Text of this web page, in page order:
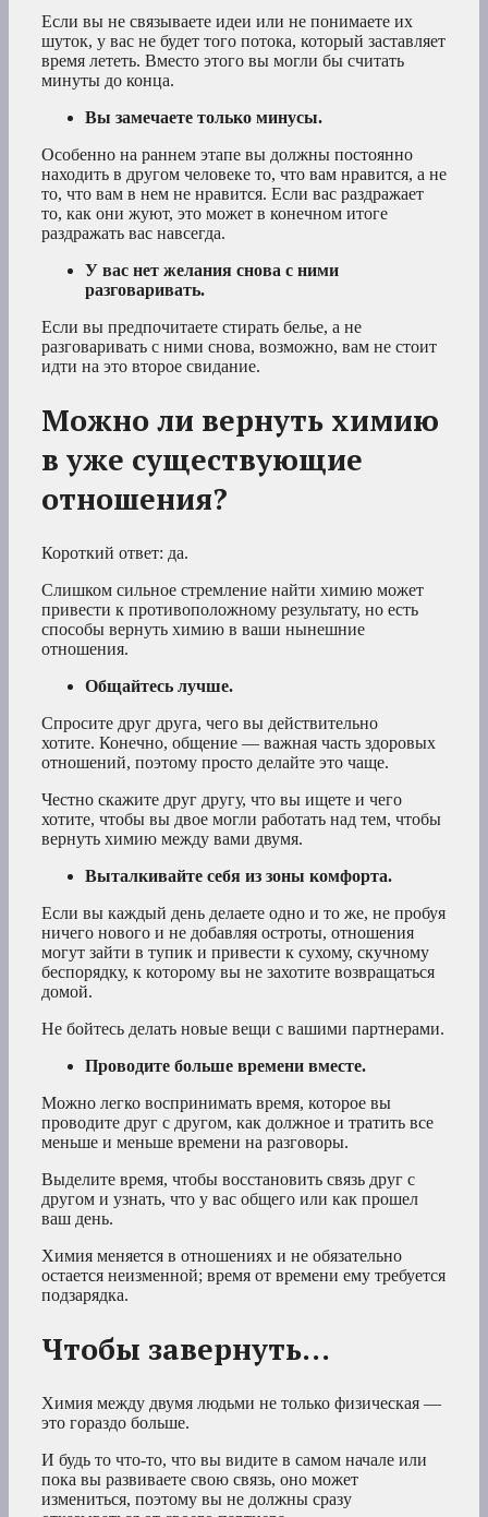
Если вы не связываете идеи или не понимаете их
шуток, у вас не будет того потока, который заставляет
время лететь. Вместо этого вы могли бы считать
минуты до конца.
Вы замечаете только минусы.
Особенно на раннем этапе вы должны постоянно
находить в другом человеке то, что вам нравится, а не
то, что вам в нем не нравится. Если вас раздражает
то, как они жуют, это может в конечном итоге
раздражать вас навсегда.
У вас нет желания снова с ними
разговаривать.
Если вы предпочитаете стирать белье, а не
разговаривать с ними снова, возможно, вам не стоит
идти на это второе свидание.
Можно ли вернуть химию
в уже существующие
отношения?
Короткий ответ: да.
Слишком сильное стремление найти химию может
привести к противоположному результату, но есть
способы вернуть химию в ваши нынешние
отношения.
Общайтесь лучше.
Спросите друг друга, чего вы действительно
хотите. Конечно, общение — важная часть здоровых
отношений, поэтому просто делайте это чаще.
Честно скажите друг другу, что вы ищете и чего
хотите, чтобы вы двое могли работать над тем, чтобы
вернуть химию между вами двумя.
Выталкивайте себя из зоны комфорта.
Если вы каждый день делаете одно и то же, не пробуя
ничего нового и не добавляя остроты, отношения
могут зайти в тупик и привести к сухому, скучному
беспорядку, к которому вы не захотите возвращаться
домой.
Не бойтесь делать новые вещи с вашими партнерами.
Проводите больше времени вместе.
Можно легко воспринимать время, которое вы
проводите друг с другом, как должное и тратить все
меньше и меньше времени на разговоры.
Выделите время, чтобы восстановить связь друг с
другом и узнать, что у вас общего или как прошел
ваш день.
Химия меняется в отношениях и не обязательно
остается неизменной; время от времени ему требуется
подзарядка.
Чтобы завернуть…
Химия между двумя людьми не только физическая —
это гораздо больше.
И будь то что-то, что вы видите в самом начале или
пока вы развиваете свою связь, оно может
измениться, поэтому вы не должны сразу